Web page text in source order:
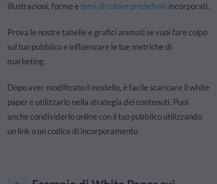
illustrazioni, forme etemi di colore predefiniti incorporati.
Prova le nostre tabelle e grafici animati se vuoi fare colpo
sul tuo pubblico e influenzare le tue metriche di
marketing.
Dopo aver modificato il modello, è facile scaricare il white
paper e utilizzarlo nella strategia dei contenuti. Puoi
anche condividerlo online con il tuo pubblico utilizzando
un link o un codice di incorporamento.